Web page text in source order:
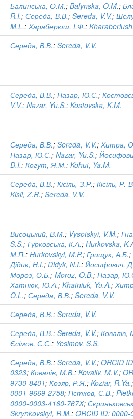
Балинська, О.М.; Balynska, O.M.;
R.I.; Середа, В.В.; Sereda, V.V.;
M.L.; Хараберюш, І.Ф.;
Середа, В.В.; Sereda, V.V.
Середа, В.В.; Назар, Ю.С.;
V.V.; Nazar, Yu.S.; Kostovska, K.M.
Середа, В.В.; Sereda, V.V.; Хитра,
Назар, Ю.С.; Nazar, Yu.S.;
D.I.; Когут, Я.М.; Kohut, Ya.M.
Середа, В.В.; Кісіль, З.Р.; Кісіль, Р.-
Kisil, Z.R.; Sereda, V.V.
Висоцький, В.М.; Vysotskyi, V.M.;
S.S.; Гурковська, К.А.; Hurkovska,
М.П.; Hurkovskyi, M.P.; Грищук, А.Б.;
Дідик, Н.І.; Didyk, N.I.; Йосифович,
Мороз, О.Б.; Moroz, O.B.; Назар,
Хатнюк, Ю.А.; Khatniuk, Yu.A.;
O.L.; Середа, В.В.; Sereda, V.V.
Середа, В.В.; Sereda, V.V.
Середа, В.В.; Sereda, V.V.; Ковалів,
Єсімов, С.С.; Yesimov, S.S.
Середа, В.В.; Sereda, V.V.; ORCID
0323; Ковалів, М.В.; Kovaliv, M.V.;
9730-8401; Козяр, Р.Я.; Koziar, R.Ya.;
0001-9669-2758; Пєтков, С.В.;
0000-0003-4160-767X;
Skrynkovskyi, R.M.; ORCID ID: